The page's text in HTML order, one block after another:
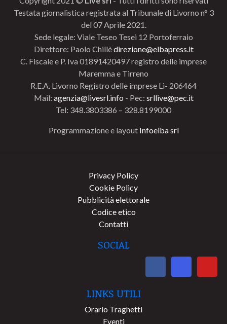
Testata giornalistica registrata al Tribunale di Livorno n° 3
del 07 Aprile 2021.
Sede legale: Viale Teseo Tesei 12 Portoferraio
Direttore: Paolo Chillèdirezione@elbapress.it
C. Fiscale e P. Iva 01891420497 registro delle imprese
Maremma e Tirreno
R.E.A. Livorno Registro delle imprese Li- 206464
Mail: agenzia@livesrl.info - Pec: srllive@pec.it
Tel: 348.3803386 – 328.8199000
Programmazione e layout Infoelba srl
Privacy Policy
Cookie Policy
Pubblicità elettorale
Codice etico
Contatti
SOCIAL
LINKS UTILI
Orario Traghetti
Eventi